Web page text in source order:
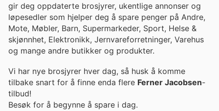
gir deg oppdaterte brosjyrer, ukentlige annonser og
løpesedler som hjelper deg å spare penger på Andre,
Mote, Møbler, Barn, Supermarkeder, Sport, Helse &
skjønnhet, Elektronikk, Jernvareforretninger, Varehus
og mange andre butikker og produkter.
Vi har nye brosjyrer hver dag, så husk å komme
tilbake snart for å finne enda flere Ferner Jacobsen-
tilbud!
Besøk for å begynne å spare i dag.